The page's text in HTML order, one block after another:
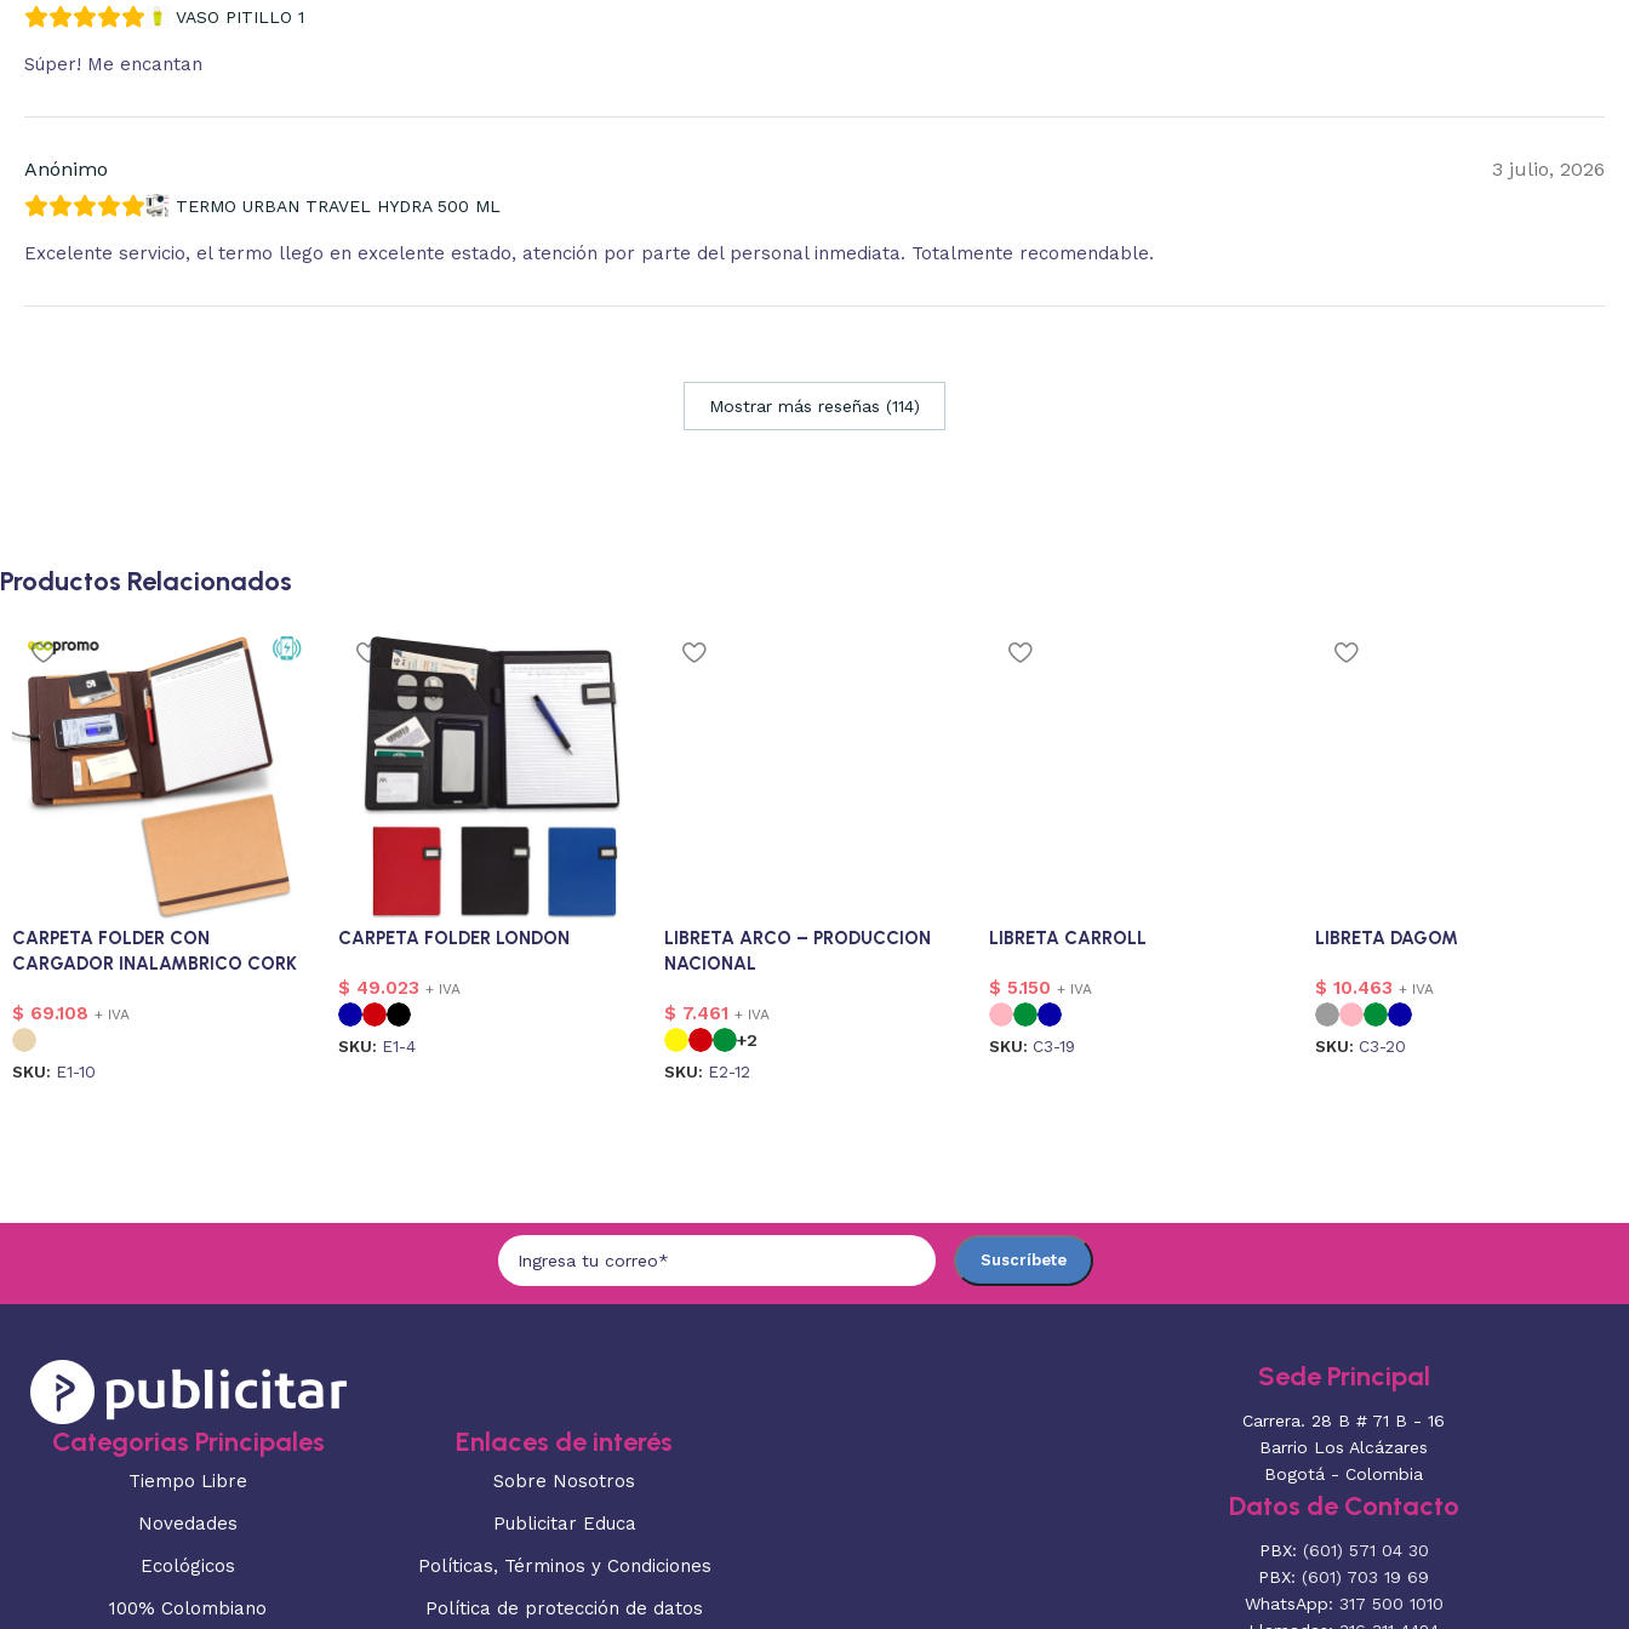
VASO PITILLO 1
Súper! Me encantan
Anónimo 3 julio, 2026
TERMO URBAN TRAVEL HYDRA 500 ML
Excelente servicio, el termo llego en excelente estado, atención por parte del personal inmediata. Totalmente recomendable.
Mostrar más reseñas (114)
Productos Relacionados
CARPETA FOLDER CON
CARGADOR INALAMBRICO CORK
$ 69.108 + IVA
SKU: E1-10
CARPETA FOLDER LONDON
$ 49.023 + IVA
SKU: E1-4
LIBRETA ARCO – PRODUCCION
NACIONAL
$ 7.461 + IVA
+2
SKU: E2-12
LIBRETA CARROLL
$ 5.150 + IVA
SKU: C3-19
LIBRETA DAGOM
$ 10.463 + IVA
SKU: C3-20
Categorias Principales
Tiempo Libre
Novedades
Ecológicos
100% Colombiano
Enlaces de interés
Sobre Nosotros
Publicitar Educa
Políticas, Términos y Condiciones
Política de protección de datos
Sede Principal
Carrera. 28 B # 71 B - 16
Barrio Los Alcázares
Bogotá - Colombia
Datos de Contacto
PBX: (601) 571 04 30
PBX: (601) 703 19 69
WhatsApp: 317 500 1010